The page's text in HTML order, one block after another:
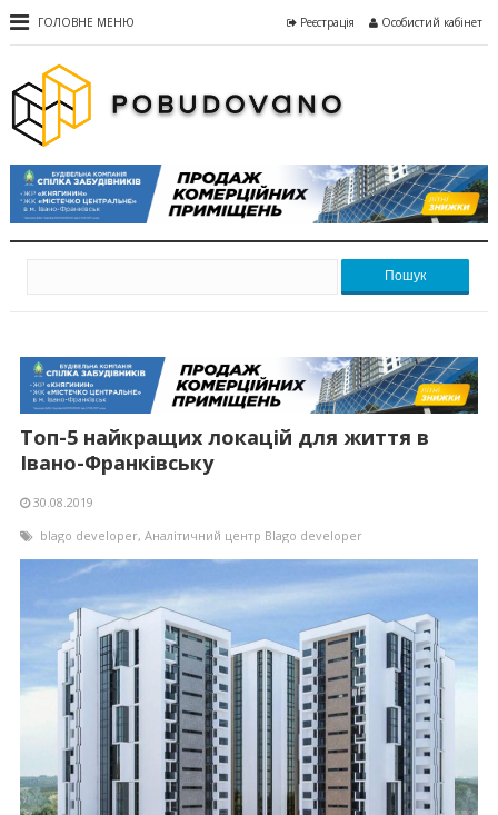
ГОЛОВНЕ МЕНЮ Реєстрація Особистий кабінет
Пошук
Топ-5 найкращих локацій для життя в
Івано-Франківську
30.08.2019
blago developer, Аналітичний центр Blago developer